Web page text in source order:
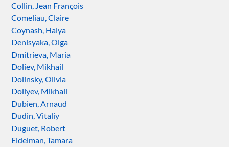
Collin, Jean François
Comeliau, Claire
Coynash, Halya
Denisyaka, Olga
Dmitrieva, Maria
Doliev, Mikhail
Dolinsky, Olivia
Doliyev, Mikhail
Dubien, Arnaud
Dudin, Vitaliy
Duguet, Robert
Eidelman, Tamara